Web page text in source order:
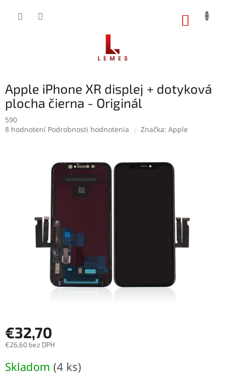
Apple iPhone XR displej + dotyková
plocha čierna - Originál
590
Priemerné
8 hodnotení Podrobnosti hodnotenia Značka: Apple
€32,70
€26,60 bez DPH
cena:
Skladom (4 ks)